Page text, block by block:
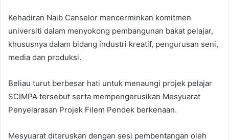
Kehadiran Naib Canselor mencerminkan komitmen
universiti dalam menyokong pembangunan bakat pelajar,
khususnya dalam bidang industri kreatif, pengurusan seni,
media dan produksi.
Beliau turut berbesar hati untuk menaungi projek pelajar
SCIMPA tersebut serta mempengerusikan Mesyuarat
Penyelarasan Projek Filem Pendek berkenaan.
Mesyuarat diteruskan dengan sesi pembentangan oleh